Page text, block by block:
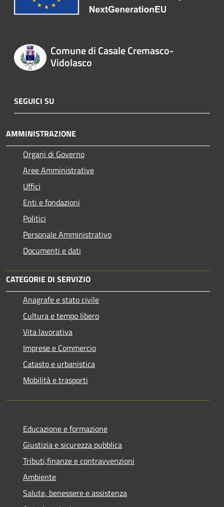
Comune di Casale Cremasco-
Vidolasco
SEGUICI SU
AMMINISTRAZIONE
Organi di Governo
Aree Amministrative
Uffici
Enti e fondazioni
Politici
Personale Amministrativo
Documenti e dati
CATEGORIE DI SERVIZIO
Anagrafe e stato civile
Cultura e tempo libero
Vita lavorativa
Imprese e Commercio
Catasto e urbanistica
Mobilità e trasporti
Educazione e formazione
Giustizia e sicurezza pubblica
Tributi,finanze e contravvenzioni
Ambiente
Salute, benessere e assistenza